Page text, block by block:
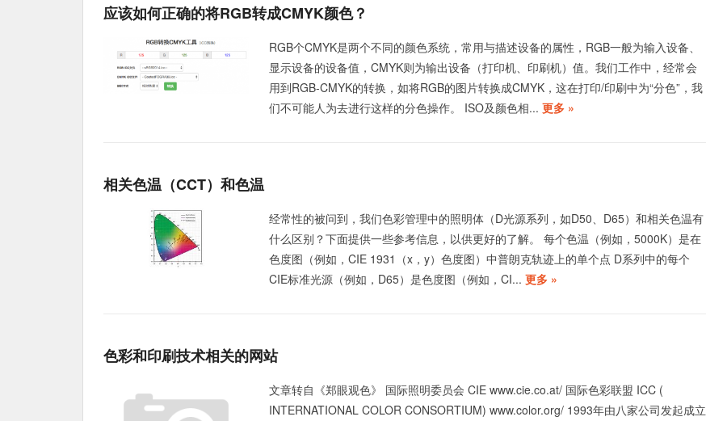
应该如何正确的将RGB转成CMYK颜色？
RGB个CMYK是两个不同的颜色系统，常用与描述设备的属性，RGB一般为输入设备、
显示设备的设备值，CMYK则为输出设备（打印机、印刷机）值。我们工作中，经常会
用到RGB-CMYK的转换，如将RGB的图片转换成CMYK，这在打印/印刷中为“分色”，我
们不可能人为去进行这样的分色操作。 ISO及颜色相... 更多 »
相关色温（CCT）和色温
经常性的被问到，我们色彩管理中的照明体（D光源系列，如D50、D65）和相关色温有
什么区别？下面提供一些参考信息，以供更好的了解。 每个色温（例如，5000K）是在
色度图（例如，CIE 1931（x，y）色度图）中普朗克轨迹上的单个点 D系列中的每个
CIE标准光源（例如，D65）是色度图（例如，CI... 更多 »
色彩和印刷技术相关的网站
文章转自《郑眼观色》 国际照明委员会 CIE www.cie.co.at/ 国际色彩联盟 ICC (
INTERNATIONAL COLOR CONSORTIUM) www.color.org/ 1993年由八家公司发起成立